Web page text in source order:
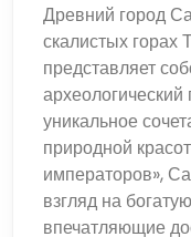
Древний город
скалистых горах
представляет
уникальное
природной
императоров»,
взгляд на
впечатляющие